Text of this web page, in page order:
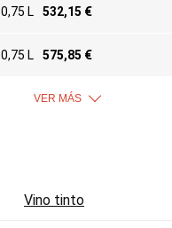
0,75 L 532,15 €
0,75 L 575,85 €
VER MÁS
Vino tinto